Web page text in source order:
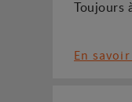
Toujours
En